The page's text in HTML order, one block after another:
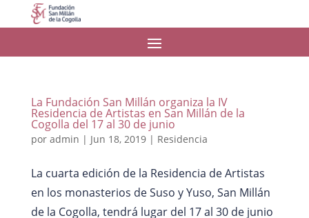
La Fundación San Millán organiza la IV
Residencia de Artistas en San Millán de la
Cogolla del 17 al 30 de junio
por admin | Jun 18, 2019| Residencia
La cuarta edición de la Residencia de Artistas
en los monasterios de Suso y Yuso, San Millán
de la Cogolla, tendrá lugar del 17 al 30 de junio